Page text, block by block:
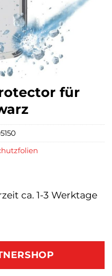
für
ca. 1-3 Werktage